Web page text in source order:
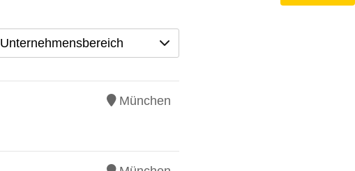
Unternehmensbereich
München